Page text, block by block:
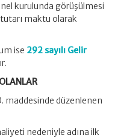
kurulunda görüşülmesi
tutarı maktu olarak
ise 292 sayılı Gelir
maddesinde düzenlenen
nedeniyle adına ilk